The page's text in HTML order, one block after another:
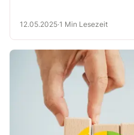
12.05.2025·1 Min Lesezeit